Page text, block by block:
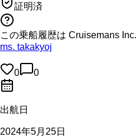
証明済
この乗船履歴は Cruisemans
ms. takakyoj
0 0
出航日
2024年5月25日